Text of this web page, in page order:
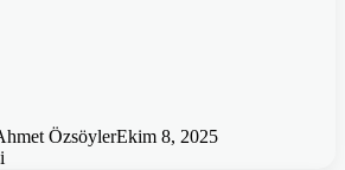
ÖzsöylerEkim 8, 2025